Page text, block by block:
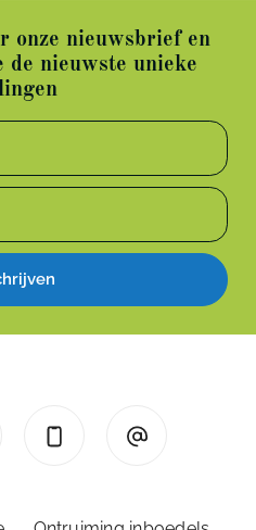
onze nieuwsbrief en
de nieuwste unieke